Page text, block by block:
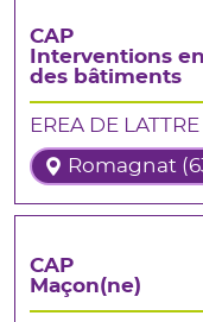
CAP
Interventions
des bâtiments
EREA DE
Romagnat
CAP
Maçon(ne)